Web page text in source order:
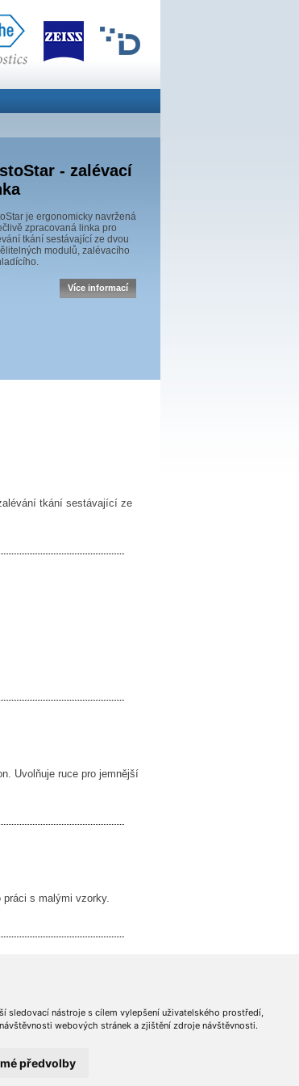
sledovací nástroje s cílem vylepšení uživatelského prostředí,
webových stránek a zjištění zdroje návštěvnosti.
předvolby
- zalévací
je ergonomicky navržená
zpracovaná linka pro
tkání sestávající ze dvou
modulů, zalévacího
Více informací
tkání sestávající ze
Uvolňuje ruce pro jemnější
s malými vzorky.
© 2026 INTES BOHEMIA s.r.o.
práva vyhrazena. |